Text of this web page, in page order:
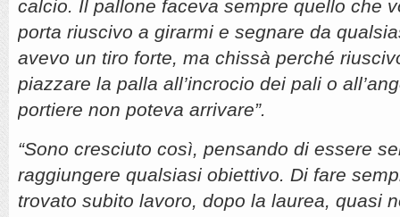
calcio. Il pallone faceva sempre quello che
porta riuscivo a girarmi e segnare da
avevo un tiro forte, ma chissà perché
piazzare la palla all’incrocio dei pali o
portiere non poteva arrivare”.
“Sono cresciuto così, pensando di essere
raggiungere qualsiasi obiettivo. Di fare
trovato subito lavoro, dopo la laurea, quasi